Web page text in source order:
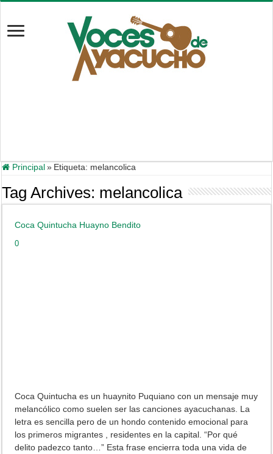
Principal » Etiqueta: melancolica
Tag Archives: melancolica
Coca Quintucha Huayno Bendito
0
Coca Quintucha es un huaynito Puquiano con un mensaje muy
melancólico como suelen ser las canciones ayacuchanas. La
letra es sencilla pero de un hondo contenido emocional para
los primeros migrantes , residentes en la capital. “Por qué
delito padezco tanto…” Esta frase encierra toda una vida de